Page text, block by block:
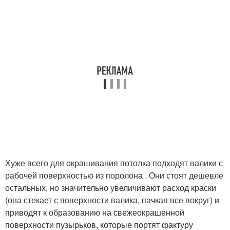
Хуже всего для окрашивания потолка подходят валики с
рабочей поверхностью из поролона . Они стоят дешевле
остальных, но значительно увеличивают расход краски
(она стекает с поверхности валика, пачкая все вокруг) и
приводят к образованию на свежеокрашенной
поверхности пузырьков, которые портят фактуру